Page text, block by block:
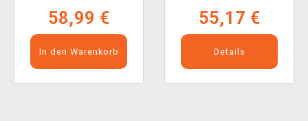
58,99 €
In den Warenkorb
55,17 €
Details